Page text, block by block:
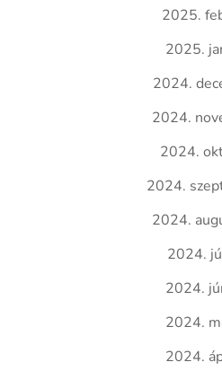
2025.
2025.
2024.
2024.
2024.
2024.
2024.
2024.
2024.
2024.
2024.